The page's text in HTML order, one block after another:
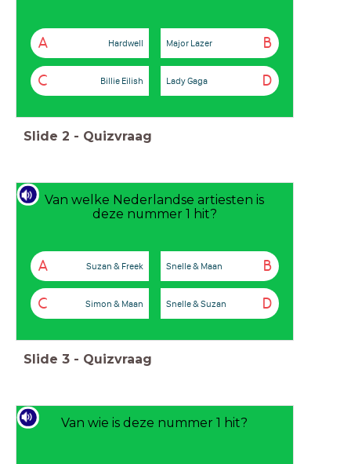
A Hardwell B
Major Lazer
C Billie Eilish D
Lady Gaga
Slide 2 - Quizvraag
Van welke Nederlandse artiesten is
deze nummer 1 hit?
A Suzan & Freek B
Snelle & Maan
C Simon & Maan D
Snelle & Suzan
Slide 3 - Quizvraag
Van wie is deze nummer 1 hit?